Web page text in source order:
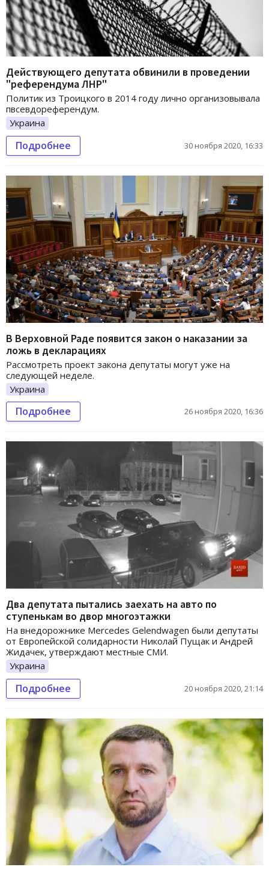
Действующего депутата обвинили в проведении
"референдума ЛНР"
Политик из Троицкого в 2014 году лично организовывала
пвсевдореферендум.
Украина
Подробнее 30 ноября 2020, 16:33
В Верховной Раде появится закон о наказании за
ложь в декларациях
Рассмотреть проект закона депутаты могут уже на
следующей неделе.
Украина
Подробнее 26 ноября 2020, 16:36
Два депутата пытались заехать на авто по
ступенькам во двор многоэтажки
На внедорожнике Mercedes Gelendwagen были депутаты
от Европейской солидарности Николай Пущак и Андрей
Жидачек, утверждают местные СМИ.
Украина
Подробнее 20 ноября 2020, 21:14